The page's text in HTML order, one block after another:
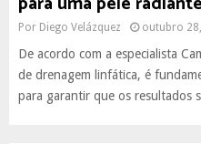
Por Diego Velázquez outubro
De acordo com a especialista
de drenagem linfática, é
para garantir que os resultados